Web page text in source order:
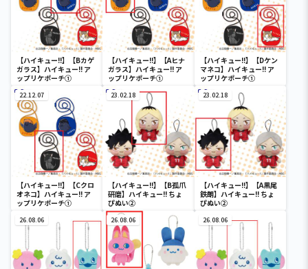
【ハイキュー!!】【Bカゲ
ガラス】ハイキュー!! ア
ップリケポーチ①
【ハイキュー!!】【Aヒナ
ガラス】ハイキュー!! ア
ップリケポーチ①
【ハイキュー!!】【Dケン
マネコ】ハイキュー!! ア
ップリケポーチ①
22.12.07
【ハイキュー!!】【Cクロ
オネコ】ハイキュー!! ア
ップリケポーチ①
23.02.18
【ハイキュー!!】【B孤爪
研磨】ハイキュー!! ちょ
ぴぬい②
23.02.18
【ハイキュー!!】【A黒尾
鉄朗】ハイキュー!! ちょ
ぴぬい②
26.08.06 26.08.06 26.08.06